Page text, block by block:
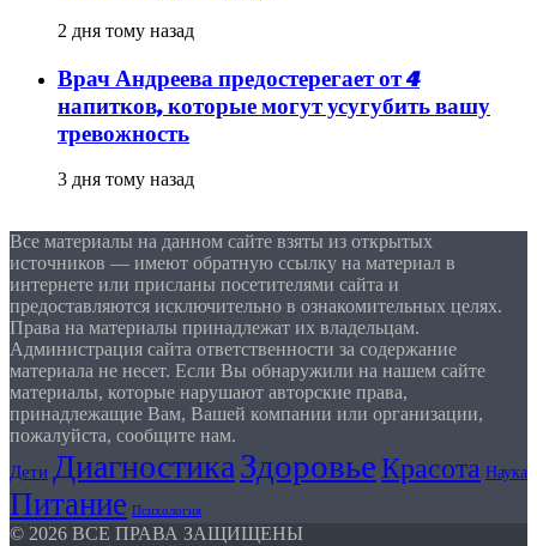
2 дня тому назад
Врач Андреева предостерегает от 4
напитков, которые могут усугубить вашу
тревожность
3 дня тому назад
Все материалы на данном сайте взяты из открытых
источников — имеют обратную ссылку на материал в
интернете или присланы посетителями сайта и
предоставляются исключительно в ознакомительных целях.
Права на материалы принадлежат их владельцам.
Администрация сайта ответственности за содержание
материала не несет. Если Вы обнаружили на нашем сайте
материалы, которые нарушают авторские права,
принадлежащие Вам, Вашей компании или организации,
пожалуйста, сообщите нам.
Дети ДиагностикаЗдоровьеКрасота Наука
Питание Психология
© 2026 ВСЕ ПРАВА ЗАЩИЩЕНЫ